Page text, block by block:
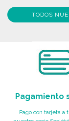
TODOS
Pagamiento
Pago con tarjeta a